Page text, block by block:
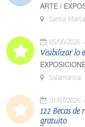
ARTE /
Santa
05/06/2026
Visibilizar lo
Salamanca
01/07/2026
122 Becas
gratuito